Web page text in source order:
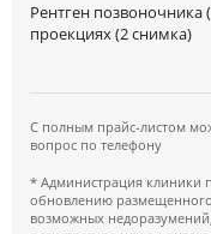
Рентген
проекциях (2 снимка)
С полным прайс-листом
вопрос по телефону
* Администрация клиники
обновлению
возможных